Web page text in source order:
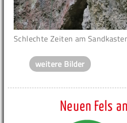
Schlechte Zeiten am
weitere Bilder
Neuen Fels